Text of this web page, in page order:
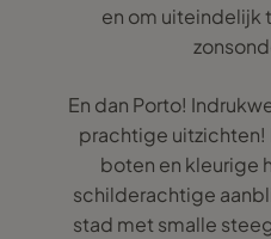
en om uiteindelijk
En dan Porto!
prachtige
boten en kleurige
schilderachtige
stad met smalle